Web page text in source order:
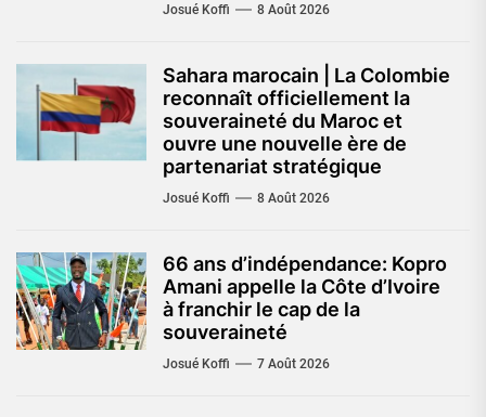
Josué Koffi 8 Août 2026
Sahara marocain | La Colombie
reconnaît officiellement la
souveraineté du Maroc et
ouvre une nouvelle ère de
partenariat stratégique
Josué Koffi 8 Août 2026
66 ans d’indépendance: Kopro
Amani appelle la Côte d’Ivoire
à franchir le cap de la
souveraineté
Josué Koffi 7 Août 2026